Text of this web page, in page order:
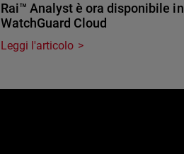
Rai™ Analyst è ora disponibile in
WatchGuard Cloud
Leggi l'articolo